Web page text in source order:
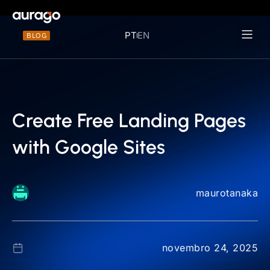
BLOG PTEN
Create Free Landing Pages
with Google Sites
maurotanaka
novembro 24, 2025